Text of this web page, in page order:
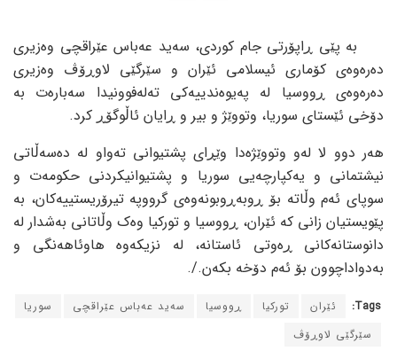
بە پێی ڕاپۆرتی جام کوردی، سەید عەباس عێراقچی وەزیری
دەرەوەی کۆماری ئیسلامی ئێران و سێرگێی لاوڕۆڤ وەزیری
دەرەوەی ڕووسیا لە پەیوەندییەکی تەلەفوونیدا سەبارەت بە
دۆخی ئێستای سوریا، وتووێژ و بیر و ڕایان ئاڵوگۆڕ کرد.
هەر دوو لا لەو وتووێژەدا وێڕای پشتیوانی تەواو لە دەسەڵاتی
نیشتمانی و یەکپارچەیی سوریا و پشتیوانیکردنی حکومەت و
سوپای ئەم وڵاتە بۆ ڕوبەڕوبونەوەی گرووپە تیرۆریستییەکان، بە
پێویستیان زانی کە ئێران، ڕووسیا و تورکیا وەک وڵاتانی بەشدار لە
دانوستانەکانی ڕەوتی ئاستانە، لە نزیکەوە هاوئاهەنگی و
بەدواداچوون بۆ ئەم دۆخە بکەن./.
Tags: ئێران تورکیا ڕووسیا سەید عەباس عێراقچی
سوریا
سێرگێی لاوڕۆڤ